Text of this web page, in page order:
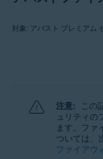
アバスト無料アンチウ
オペレーティング シス
Microsoft Windows 11
Microsoft Windows 10
注意: この
ュリティの
ます。ファ
ついては、
ファイアウ